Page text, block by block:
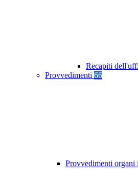
Recapiti
Provvedimenti 66
Provvedimenti